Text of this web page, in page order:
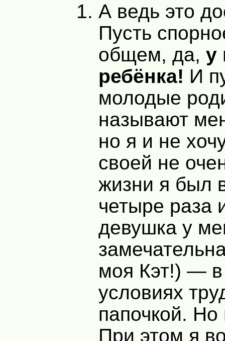
А ведь это
Пусть
общем, да, у
ребёнка! И
молодые
называют
но я и не
своей не
жизни я был
четыре раза
девушка у
моя Кэт!) — в
условиях
папочкой. Но
При этом я